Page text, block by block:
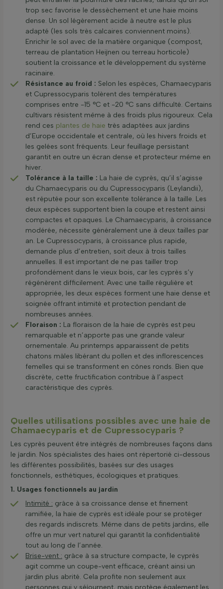
trop sec favorise le dessèchement et une haie moins
dense. Un sol légèrement acide à neutre est le plus
adapté (les sols très calcaires conviennent moins).
Enrichir le sol avec de la matière organique (compost,
terreau de plantation Heijnen ou terreau horticole)
soutient la croissance et le développement du système
racinaire.
Résistance au froid : Selon les espèces, Chamaecyparis
et Cupressocyparis tolèrent des températures
comprises entre -15 °C et -20 °C sans difficulté. Certains
cultivars résistent même à des froids plus rigoureux. Cela
rend ces plantes de haie très adaptées aux jardins
d’Europe occidentale et centrale, où les hivers froids et
les gelées sont fréquents. Leur feuillage persistant
garantit en outre un écran dense et protecteur même en
hiver.
Tolérance à la taille : La haie de cyprès, qu’il s’agisse
du Chamaecyparis ou du Cupressocyparis (Leylandii),
est réputée pour son excellente tolérance à la taille. Les
deux espèces supportent bien la coupe et restent ainsi
compactes et opaques. Le Chamaecyparis, à croissance
modérée, nécessite généralement une à deux tailles par
an. Le Cupressocyparis, à croissance plus rapide,
demande plus d’entretien, soit deux à trois tailles
annuelles. Il est important de ne pas tailler trop
profondément dans le vieux bois, car les cyprès s’y
régénèrent difficilement. Avec une taille régulière et
appropriée, les deux espèces forment une haie dense et
soignée offrant intimité et protection pendant de
nombreuses années.
Floraison : La floraison de la haie de cyprès est peu
remarquable et n’apporte pas une grande valeur
ornementale. Au printemps apparaissent de petits
chatons mâles libérant du pollen et des inflorescences
femelles qui se transforment en cônes ronds. Bien que
discrète, cette fructification contribue à l’aspect
caractéristique des cyprès.
Quelles utilisations possibles avec une haie de
Chamaecyparis et de Cupressocyparis ?
Les cyprès peuvent être intégrés de nombreuses façons dans
le jardin. Nos spécialistes des haies ont répertorié ci-dessous
les différentes possibilités, basées sur des usages
fonctionnels, esthétiques, écologiques et pratiques.
1. Usages fonctionnels au jardin
Intimité : grâce à sa croissance dense et finement
ramifiée, la haie de cyprès est idéale pour se protéger
des regards indiscrets. Même dans de petits jardins, elle
offre un mur vert naturel qui garantit la confidentialité
tout au long de l’année.
Brise-vent : grâce à sa structure compacte, le cyprès
agit comme un coupe-vent efficace, créant ainsi un
jardin plus abrité. Cela profite non seulement aux
personnes qui y séjournent, mais protège également les